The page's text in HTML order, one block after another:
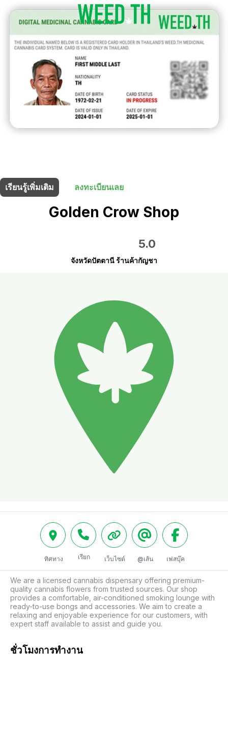
เรียนรู้เพิ่มเติม
ลงทะเบียนเลย
Golden Crow Shop
5.0
จังหวัดปัตตานี ร้านค้ากัญชา
ทิศทาง เรียก เว็บไซต์ @เส้น เฟสบุ๊ค
We are a licensed cannabis dispensary offering premium-
quality cannabis flowers from trusted sources. Our shop
provides a comfortable, air-conditioned smoking lounge with
ready-to-use bongs and accessories. We aim to create a
relaxing and enjoyable experience for our customers, with
expert staff available to assist and guide you.
ชั่วโมงการทำงาน